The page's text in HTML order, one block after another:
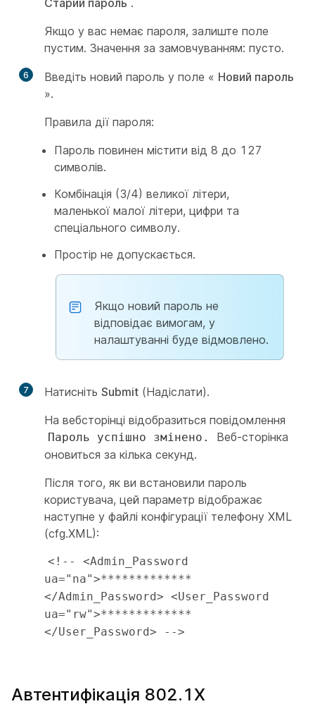
Старий пароль .
Якщо у вас немає пароля, залиште поле
пустим. Значення за замовчуванням: пусто.
6 Введіть новий пароль у поле « Новий пароль
».
Правила дії пароля:
Пароль повинен містити від 8 до 127
символів.
Комбінація (3/4) великої літери,
маленької малої літери, цифри та
спеціального символу.
Простір не допускається.
Якщо новий пароль не
відповідає вимогам, у
налаштуванні буде відмовлено.
7 Натисніть Submit (Надіслати).
На вебсторінці відобразиться повідомлення
Пароль успішно змінено.
Веб-сторінка
оновиться за кілька секунд.
Після того, як ви встановили пароль
користувача, цей параметр відображає
наступне у файлі конфігурації телефону XML
(cfg.XML):
<!-- <Admin_Password
ua="na">*************
</Admin_Password> <User_Password
ua="rw">*************
</User_Password> -->
Автентифікація 802.1X